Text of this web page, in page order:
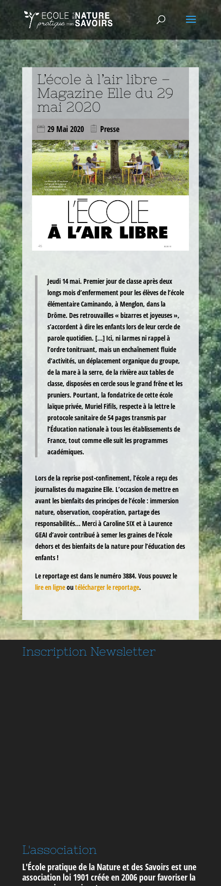
L’école à l’air libre –
Magazine Elle du 29
mai 2020
29 Mai 2020 Presse
Jeudi 14 mai.Premier jour de classe après deux
longs mois d’enfermement pour les élèves de l’école
élémentaire Caminando, à Menglon, dans la
Drôme. Des retrouvailles « bizarres et joyeuses »,
s’accordent à dire les enfants lors de leur cercle de
parole quotidien. […] Ici, ni larmes ni rappel à
l’ordre tonitruant, mais un enchaînement fluide
d’activités, un déplacement organique du groupe,
de la mare à la serre, de la rivière aux tables de
classe, disposées en cercle sous le grand frêne et les
pruniers. Pourtant, la fondatrice de cette école
laïque privée, Muriel Fifils, respecte à la lettre le
protocole sanitaire de 54 pages transmis par
l’Éducation nationale à tous les établissements de
France, tout comme elle suit les programmes
académiques.
Lors de la reprise post-confinement, l’école a reçu des
journalistes du magazine Elle. L’occasion de mettre en
avant les bienfaits des principes de l’école : immersion
nature, observation, coopération, partage des
responsabilités… Merci à Caroline SIX et à Laurence
GEAI d’avoir contribué à semer les graines de l’école
dehors et des bienfaits de la nature pour l’éducation des
enfants !
Le reportage est dans le numéro 3884. Vous pouvez le
lire en ligneoutélécharger le reportage.
Inscription Newsletter
L'association
L'École pratique de la Nature et des Savoirs est une
association loi 1901 créée en 2006 pourfavoriser la